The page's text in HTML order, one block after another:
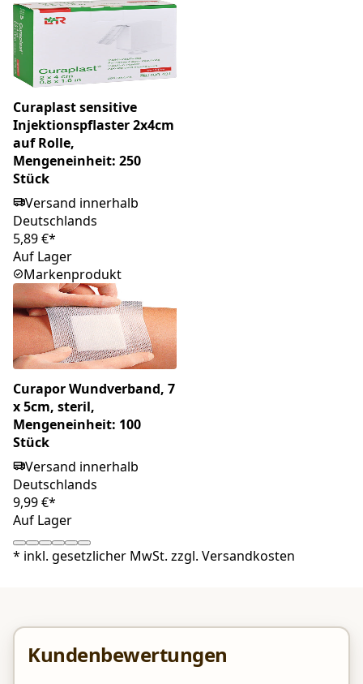
Curaplast sensitive
Injektionspflaster 2x4cm
auf Rolle,
Mengeneinheit: 250
Stück
Versand innerhalb
Deutschlands
5,89 €*
Auf Lager
Markenprodukt
Curapor Wundverband, 7
x 5cm, steril,
Mengeneinheit: 100
Stück
Versand innerhalb
Deutschlands
9,99 €*
Auf Lager
* inkl. gesetzlicher MwSt. zzgl. Versandkosten
Kundenbewertungen